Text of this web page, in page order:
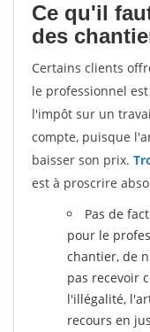
Ce qu'il
des
Certains clients
le professionnel
l'impôt sur un
compte, puisque
baisser son prix.
est à proscrire
Pas de
pour le
chantier, de
pas recevoir
l'illégalité,
recours en